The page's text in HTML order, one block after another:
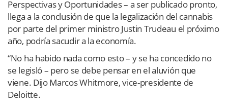
Perspectivas y Oportunidades – a ser publicado pronto,
llega a la conclusión de que la legalización del cannabis
por parte del primer ministro Justin Trudeau el próximo
año, podría sacudir a la economía.
“No ha habido nada como esto – y se ha concedido no
se legisló – pero se debe pensar en el aluvión que
viene. Dijo Marcos Whitmore, vice-presidente de
Deloitte.